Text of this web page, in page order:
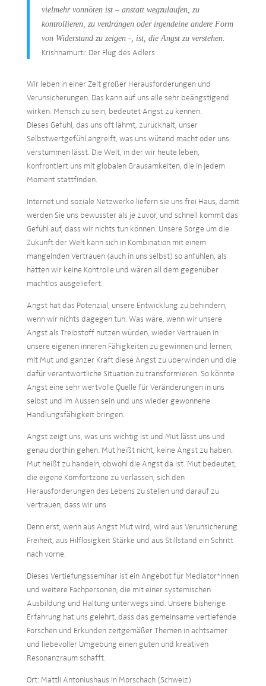
vielmehr vonnöten ist – anstatt wegzulaufen, zu
kontrollieren, zu verdrängen oder irgendeine andere Form
von Widerstand zu zeigen -, ist, die Angst zu verstehen.
Krishnamurti: Der Flug des Adlers
Wir leben in einer Zeit großer Herausforderungen und
Verunsicherungen. Das kann auf uns alle sehr beängstigend
wirken. Mensch zu sein, bedeutet Angst zu kennen.
Dieses Gefühl, das uns oft lähmt, zurückhält, unser
Selbstwertgefühl angreift, was uns wütend macht oder uns
verstummen lässt. Die Welt, in der wir heute leben,
konfrontiert uns mit globalen Grausamkeiten, die in jedem
Moment stattfinden.
Internet und soziale Netzwerke liefern sie uns frei Haus, damit
werden Sie uns bewusster als je zuvor, und schnell kommt das
Gefühl auf, dass wir nichts tun können. Unsere Sorge um die
Zukunft der Welt kann sich in Kombination mit einem
mangelnden Vertrauen (auch in uns selbst) so anfühlen, als
hätten wir keine Kontrolle und wären all dem gegenüber
machtlos ausgeliefert.
Angst hat das Potenzial, unsere Entwicklung zu behindern,
wenn wir nichts dagegen tun. Was wäre, wenn wir unsere
Angst als Treibstoff nutzen würden, wieder Vertrauen in
unsere eigenen inneren Fähigkeiten zu gewinnen und lernen,
mit Mut und ganzer Kraft diese Angst zu überwinden und die
dafür verantwortliche Situation zu transformieren. So könnte
Angst eine sehr wertvolle Quelle für Veränderungen in uns
selbst und im Aussen sein und uns wieder gewonnene
Handlungsfähigkeit bringen.
Angst zeigt uns, was uns wichtig ist und Mut lässt uns und
genau dorthin gehen. Mut heißt nicht, keine Angst zu haben.
Mut heißt zu handeln, obwohl die Angst da ist. Mut bedeutet,
die eigene Komfortzone zu verlassen, sich den
Herausforderungen des Lebens zu stellen und darauf zu
vertrauen, dass wir uns
Denn erst, wenn aus Angst Mut wird, wird aus Verunsicherung
Freiheit, aus Hilflosigkeit Stärke und aus Stillstand ein Schritt
nach vorne.
Dieses Vertiefungsseminar ist ein Angebot für Mediator*innen
und weitere Fachpersonen, die mit einer systemischen
Ausbildung und Haltung unterwegs sind. Unsere bisherige
Erfahrung hat uns gelehrt, dass das gemeinsame vertiefende
Forschen und Erkunden zeitgemäßer Themen in achtsamer
und liebevoller Umgebung einen guten und kreativen
Resonanzraum schafft.
Ort: Mattli Antoniushaus in Morschach (Schweiz)